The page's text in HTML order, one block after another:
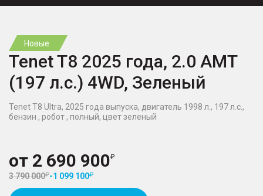
Новые
Tenet T8 2025 года, 2.0 AMT
(197 л.с.) 4WD, Зеленый
Tenet T8 Ultra, 2025 года выпуска, двигатель 1998 л., 197 л.с.,
бензин , робот , полный, цвет зеленый
от 2 690 900
3 790 000 -1 099 100